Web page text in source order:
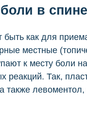
в спине
как для
местные
к месту боли
реакций. Так,
также